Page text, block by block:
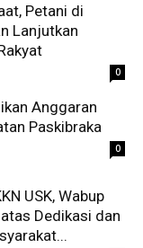
Petani di
Lanjutkan
0
Anggaran
Paskibraka
0
USK, Wabup
Dedikasi dan